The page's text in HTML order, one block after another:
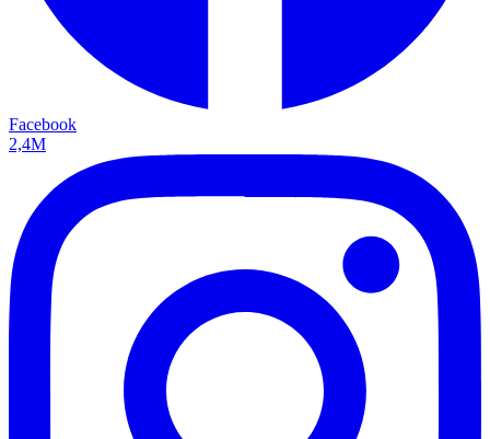
Facebook
2,4M